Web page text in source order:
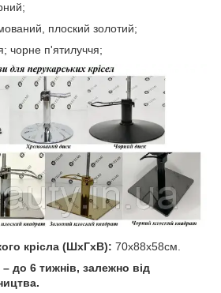
плоский золотий;
чорне п'ятилуччя;
крісла (ШхГхВ): 70х88х58см.
до 6 тижнів, залежно від